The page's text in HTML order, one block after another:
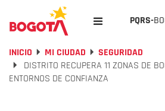
PQRS-
INICIO MI CIUDAD
SEGURIDAD
DISTRITO RECUPERA 11 ZONAS DE
ENTORNOS DE CONFIANZA